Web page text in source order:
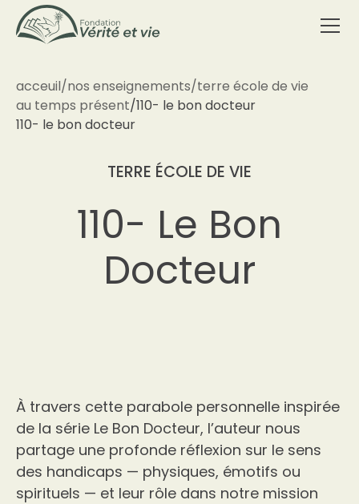
acceuil/nos enseignements/terre école de vie
au temps présent/110- le bon docteur
110- le bon docteur
TERRE ÉCOLE DE VIE
110- Le Bon
Docteur
À travers cette parabole personnelle inspirée
de la série Le Bon Docteur, l’auteur nous
partage une profonde réflexion sur le sens
des handicaps — physiques, émotifs ou
spirituels — et leur rôle dans notre mission